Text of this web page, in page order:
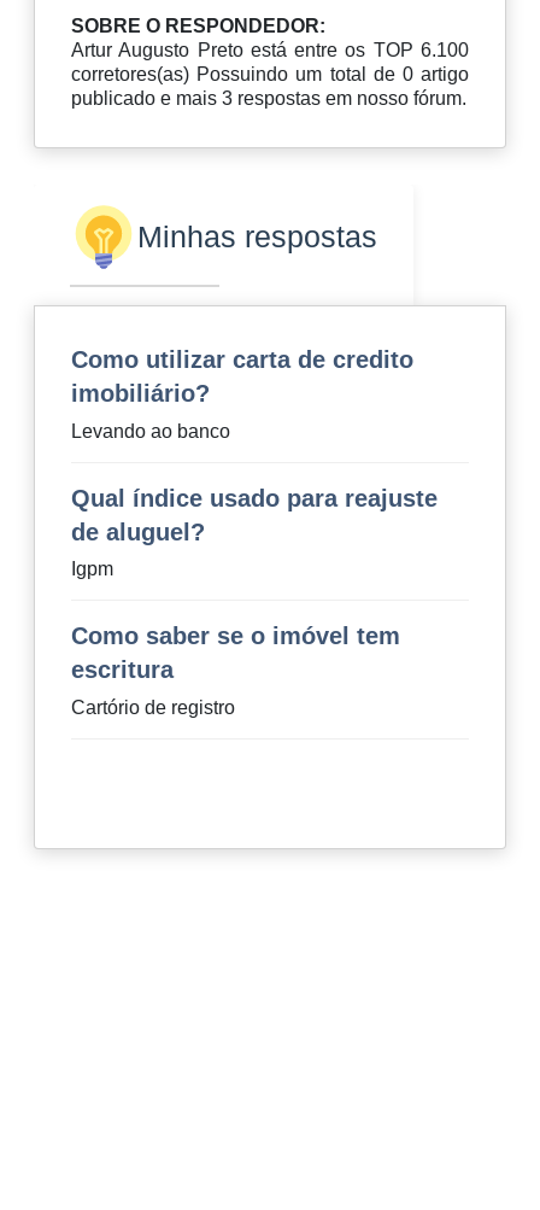
SOBRE O RESPONDEDOR:
Artur Augusto Preto está entre os TOP 6.100
corretores(as) Possuindo um total de 0 artigo
publicado e mais 3 respostas em nosso fórum.
Minhas respostas
Como utilizar carta de credito
imobiliário?
Levando ao banco
Qual índice usado para reajuste
de aluguel?
Igpm
Como saber se o imóvel tem
escritura
Cartório de registro